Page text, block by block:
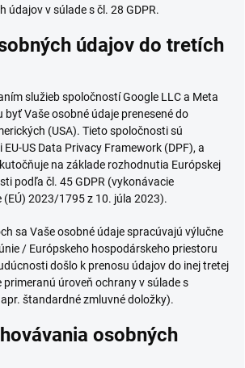
údajov v súlade s čl. 28 GDPR.
údajov do tretích
služieb spoločností Google LLC a Meta
Vaše osobné údaje prenesené do
(USA). Tieto spoločnosti sú
US Data Privacy Framework (DPF), a
na základe rozhodnutia Európskej
podľa čl. 45 GDPR (vykonávacie
(EÚ) 2023/1795 z 10. júla 2023).
sa Vaše osobné údaje spracúvajú výlučne
/ Európskeho hospodárskeho priestoru
došlo k prenosu údajov do inej tretej
primeranú úroveň ochrany v súlade s
štandardné zmluvné doložky).
osobných